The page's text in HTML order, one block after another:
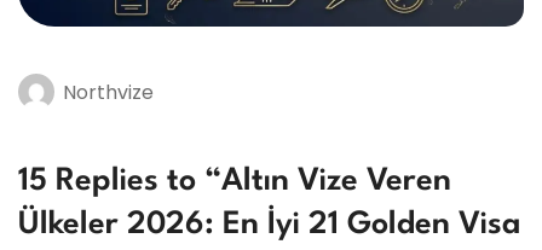
Northvize
15 Replies to “Altın Vize Veren
Ülkeler 2026: En İyi 21 Golden Visa